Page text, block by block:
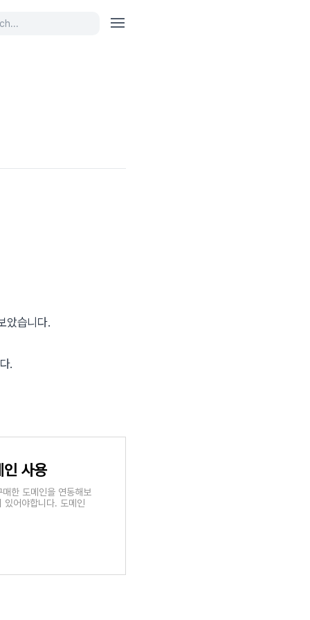
았습니다.
.
사용
한 도메인을 연동해보
있어야합니다. 도메인